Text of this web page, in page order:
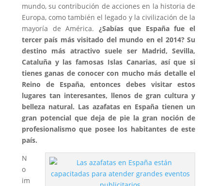
mundo, su contribución de acciones en la historia de
Europa, como también el legado y la civilización de la
mayoría de América.¿Sabías que España fue el
tercer país más visitado del mundo en el 2014? Su
destino más atractivo suele ser Madrid, Sevilla,
Cataluña y las famosas Islas Canarias, así que si
tienes ganas de conocer con mucho más detalle el
Reino de España, entonces debes visitar estos
lugares tan interesantes, llenos de gran cultura y
belleza natural. Las azafatas en España tienen un
gran potencial que deja de pie la gran noción de
profesionalismo que posee los habitantes de este
país.
N
o
im